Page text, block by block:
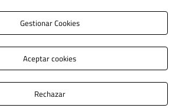
Amenós | Todos los derechos reservados
legal|Política de privacidad
Gestionar Cookies
Aceptar cookies
Rechazar